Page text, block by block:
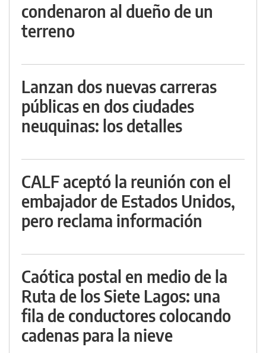
condenaron al dueño de un
terreno
Lanzan dos nuevas carreras
públicas en dos ciudades
neuquinas: los detalles
CALF aceptó la reunión con el
embajador de Estados Unidos,
pero reclama información
Caótica postal en medio de la
Ruta de los Siete Lagos: una
fila de conductores colocando
cadenas para la nieve